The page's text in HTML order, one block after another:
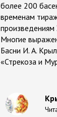
более 200
временам
Многие
Басни И. А.
«Стрекоза и